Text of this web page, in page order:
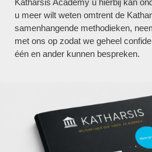
Katharsis Academy u hierbij kan
u meer wilt weten omtrent de
samenhangende methodieken,
met ons op zodat we geheel
één en ander kunnen bespreken.